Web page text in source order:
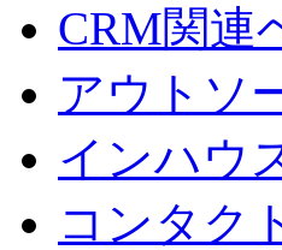
CRM関連
アウトソ
インハウ
コンタク